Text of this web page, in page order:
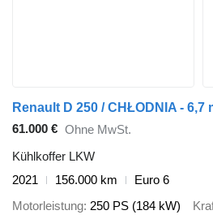
61.000 € Ohne MwSt.
Kühlkoffer LKW
2021
156.000 km
Euro 6
Motorleistung 250 PS (184 kW)